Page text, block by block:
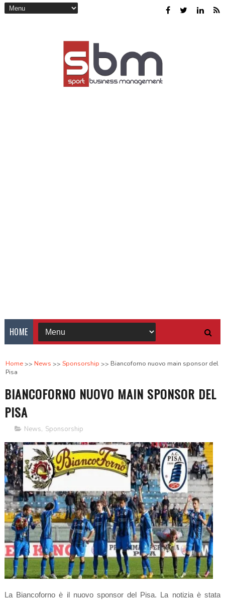
HOME
Home News Sponsorship
Biancoforno nuovo main sponsor del
Pisa
BIANCOFORNO NUOVO MAIN SPONSOR DEL
PISA
News, Sponsorship
La Biancoforno è il nuovo sponsor del Pisa. La notizia è stata